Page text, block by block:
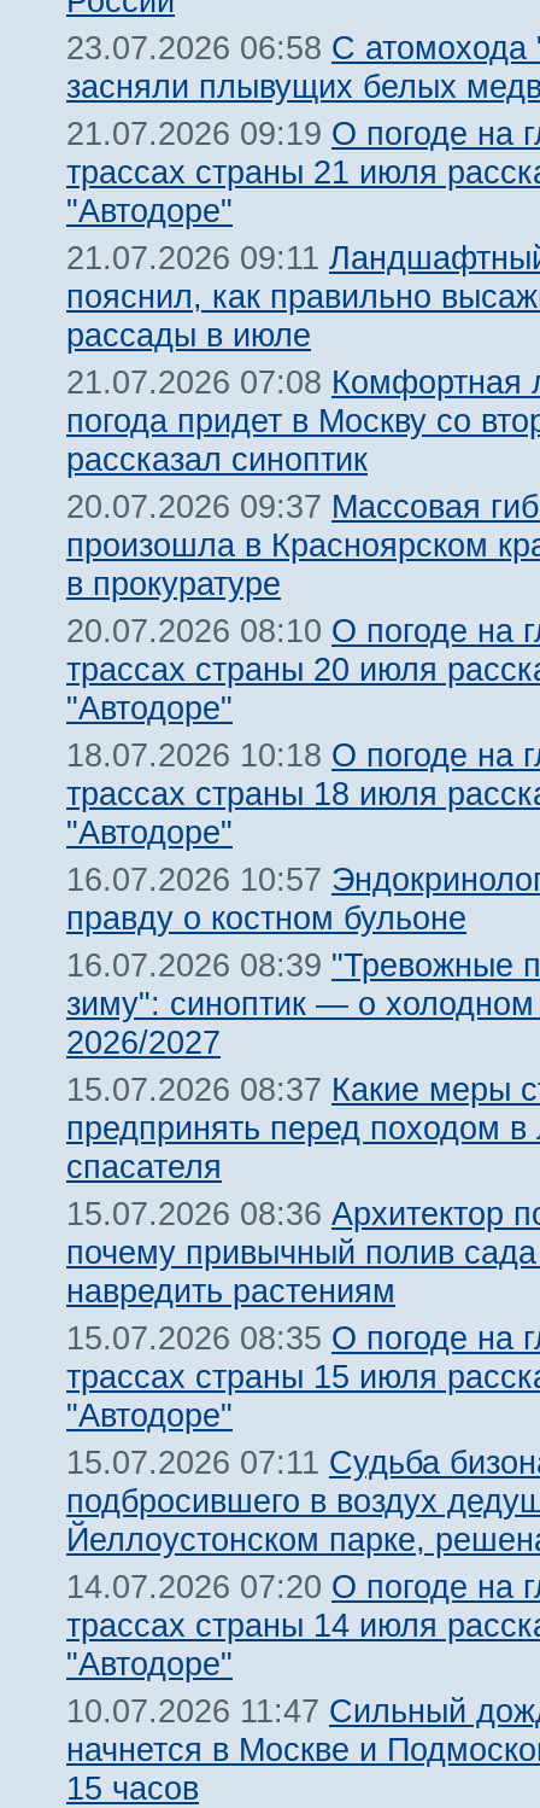
23.07.2026 06:58 С атомохода
засняли плывущих белых
21.07.2026 09:19 О погоде на
трассах страны 21 июля
"Автодоре"
21.07.2026 09:11
пояснил, как правильно
рассады в июле
21.07.2026 07:08 Комфортная
погода придет в Москву со
рассказал синоптик
20.07.2026 09:37 Массовая
произошла в Красноярском
в прокуратуре
20.07.2026 08:10 О погоде на
трассах страны 20 июля
"Автодоре"
18.07.2026 10:18 О погоде на
трассах страны 18 июля
"Автодоре"
16.07.2026 10:57
правду о костном бульоне
16.07.2026 08:39 "Тревожные
зиму": синоптик — о холодном
2026/2027
15.07.2026 08:37 Какие меры
предпринять перед походом в
спасателя
15.07.2026 08:36 Архитектор
почему привычный полив
навредить растениям
15.07.2026 08:35 О погоде на
трассах страны 15 июля
"Автодоре"
15.07.2026 07:11 Судьба
подбросившего в воздух
Йеллоустонском парке,
14.07.2026 07:20 О погоде на
трассах страны 14 июля
"Автодоре"
10.07.2026 11:47 Сильный
начнется в Москве и
15 часов